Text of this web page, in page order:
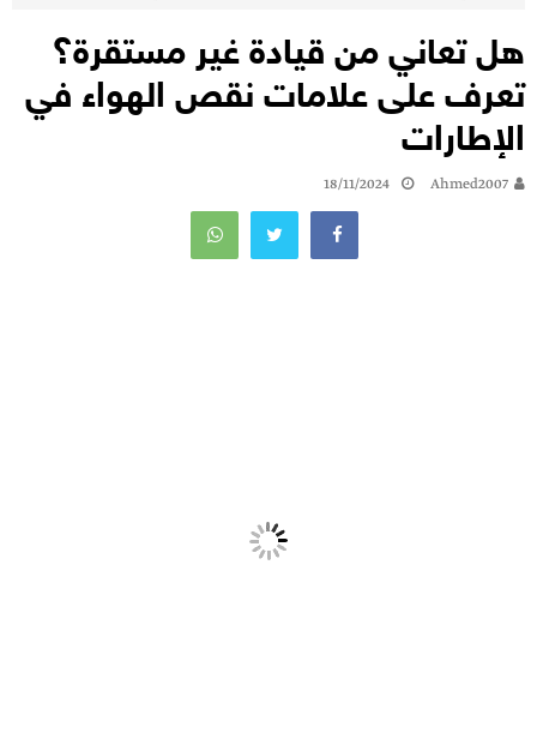
هل تعاني من قيادة غير مستقرة؟
تعرف على علامات نقص الهواء في
الإطارات
Ahmed2007
18/11/2024